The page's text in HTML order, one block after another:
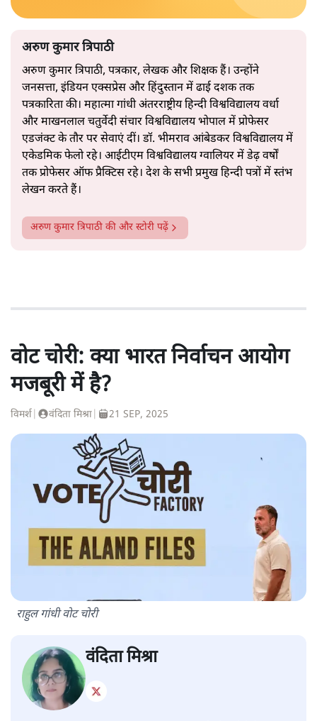
अरुण कुमार त्रिपाठी
अरुण कुमार त्रिपाठी, पत्रकार, लेखक और शिक्षक हैं। उन्होंने
जनसत्ता, इंडियन एक्सप्रेस और हिंदुस्तान में ढाई दशक तक
पत्रकारिता की। महात्मा गांधी अंतरराष्ट्रीय हिन्दी विश्वविद्यालय वर्धा
और माखनलाल चतुर्वेदी संचार विश्वविद्यालय भोपाल में प्रोफेसर
एडजंक्ट के तौर पर सेवाएं दीं। डॉ. भीमराव आंबेडकर विश्वविद्यालय में
एकेडमिक फेलो रहे। आईटीएम विश्वविद्यालय ग्वालियर में डेढ़ वर्षों
तक प्रोफेसर ऑफ प्रैक्टिस रहे। देश के सभी प्रमुख हिन्दी पत्रों में स्तंभ
लेखन करते हैं।
अरुण कुमार त्रिपाठी की और स्टोरी पढ़ें
वोट चोरी: क्या भारत निर्वाचन आयोग
मजबूरी में है?
विमर्श वंदिता मिश्रा 21 SEP, 2025
राहुल गांधी वोट चोरी
वंदिता मिश्रा